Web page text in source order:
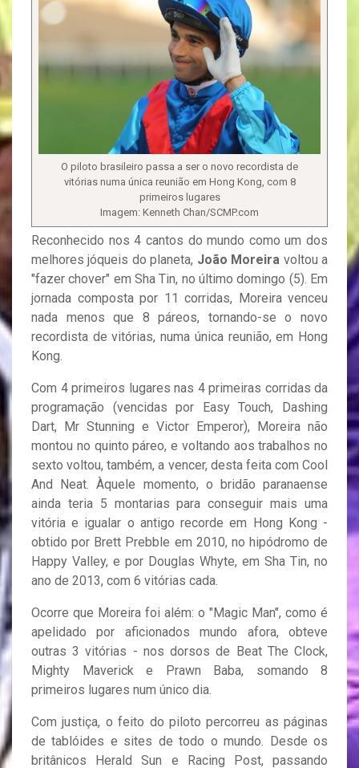
O piloto brasileiro passa a ser o novo recordista de
vitórias numa única reunião em Hong Kong, com 8
primeiros lugares
Imagem: Kenneth Chan/SCMP.com
Reconhecido nos 4 cantos do mundo como um dos
melhores jóqueis do planeta, João Moreira voltou a
"fazer chover" em Sha Tin, no último domingo (5). Em
jornada composta por 11 corridas, Moreira venceu
nada menos que 8 páreos, tornando-se o novo
recordista de vitórias, numa única reunião, em Hong
Kong.
Com 4 primeiros lugares nas 4 primeiras corridas da
programação (vencidas por Easy Touch, Dashing
Dart, Mr Stunning e Victor Emperor), Moreira não
montou no quinto páreo, e voltando aos trabalhos no
sexto voltou, também, a vencer, desta feita com Cool
And Neat. Àquele momento, o bridão paranaense
ainda teria 5 montarias para conseguir mais uma
vitória e igualar o antigo recorde em Hong Kong -
obtido por Brett Prebble em 2010, no hipódromo de
Happy Valley, e por Douglas Whyte, em Sha Tin, no
ano de 2013, com 6 vitórias cada.
Ocorre que Moreira foi além: o "Magic Man", como é
apelidado por aficionados mundo afora, obteve
outras 3 vitórias - nos dorsos de Beat The Clock,
Mighty Maverick e Prawn Baba, somando 8
primeiros lugares num único dia.
Com justiça, o feito do piloto percorreu as páginas
de tablóides e sites de todo o mundo. Desde os
britânicos Herald Sun e Racing Post, passando